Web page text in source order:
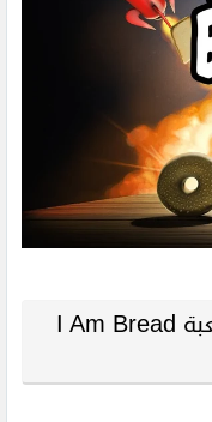
معلومات عن تحميل لعبة I Am Bread